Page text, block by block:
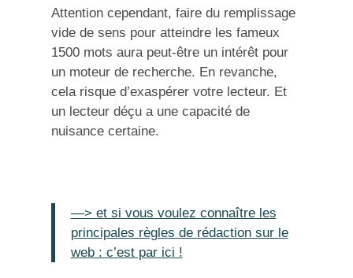
Attention cependant, faire du remplissage
vide de sens pour atteindre les fameux
1500 mots aura peut-être un intérêt pour
un moteur de recherche. En revanche,
cela risque d’exaspérer votre lecteur. Et
un lecteur déçu a une capacité de
nuisance certaine.
—> et si vous voulez connaître les
principales règles de rédaction sur le
web : c’est par ici !